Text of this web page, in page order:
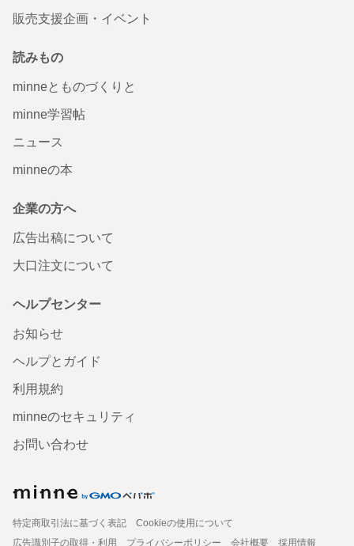
販売支援企画・イベント
読みもの
minneとものづくりと
minne学習帖
ニュース
minneの本
企業の方へ
広告出稿について
大口注文について
ヘルプセンター
お知らせ
ヘルプとガイド
利用規約
minneのセキュリティ
お問い合わせ
特定商取引法に基づく表記
Cookieの使用について
広告識別子の取得・利用
プライバシーポリシー 会社概要
採用情報